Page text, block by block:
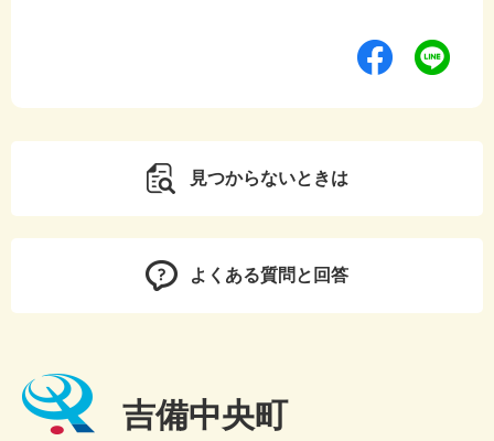
見つからないときは
よくある質問と回答
吉備中央町